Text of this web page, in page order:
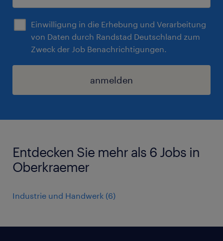
Einwilligung in die Erhebung und Verarbeitung
von Daten durch Randstad Deutschland zum
Zweck der Job Benachrichtigungen.
anmelden
Entdecken Sie mehr als 6 Jobs in
Oberkraemer
Industrie und Handwerk (6)